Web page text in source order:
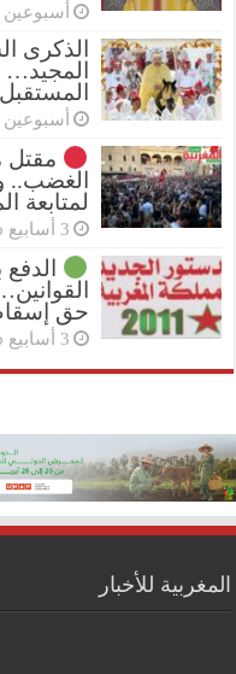
أسبوعين ago
الذكرى
المستقبل
أسبوعين ago
مقتل
الغضب..
لمتابعة
3 أسابيع ago
حق
3 أسابيع ago
المغربية للأخبار